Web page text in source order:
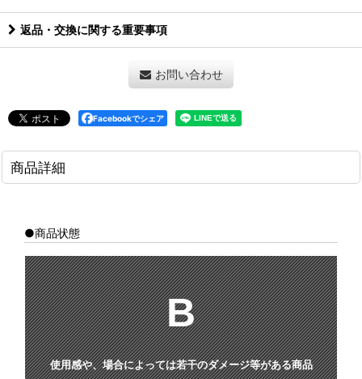
返品・交換に関する重要事項
お問い合わせ
Facebookでシェア
商品詳細
●商品状態
B
使用感や、場合によっては若干のダメージ等がある商品